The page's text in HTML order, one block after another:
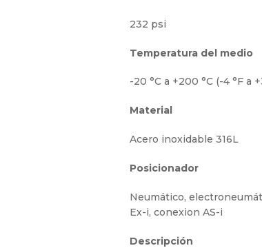
232 psi
Temperatura del medio
-20 °C a +200 °C (-4 °F a
Material
Acero inoxidable 316L
Posicionador
Neumático,
Ex-i, conexion AS-i
Descripción